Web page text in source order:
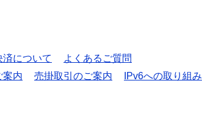
済について
よくあるご質問
案内 売掛取引のご案内
IPv6への取り組み